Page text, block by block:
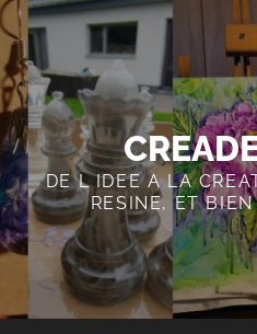
Skip
to
content
DE L IDEE A LA
RESINE, ET